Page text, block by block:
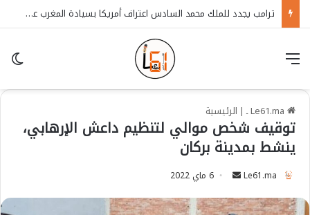
ترامب يجدد للملك محمد السادس اعتراف أمريكا بسيادة المغرب على الصحراء
| الرئيسية
توقيف شخص موالي لتنظيم داعش الإرهابي،
ينشط بمدينة بركان
Le61.ma
n
6 ماي 2022